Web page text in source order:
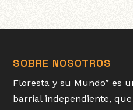
SOBRE NOSOTROS
Floresta y su Mundo” es
barrial independiente,